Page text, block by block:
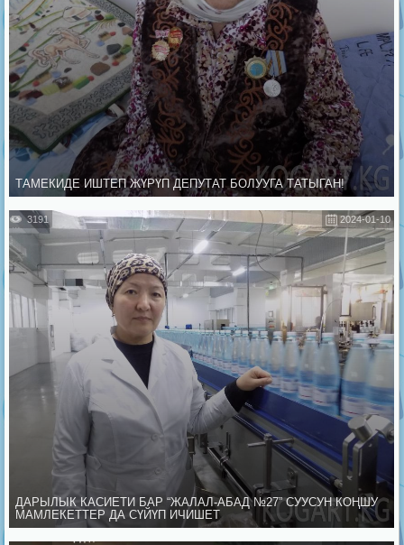
ТАМЕКИДЕ ИШТЕП ЖҮРҮП ДЕПУТАТ БОЛУУГА ТАТЫГАН!
2024-01-10
3191
ДАРЫЛЫК КАСИЕТИ БАР “ЖАЛАЛ-АБАД №27” СУУСУН КОҢШУ
МАМЛЕКЕТТЕР ДА СҮЙҮП ИЧИШЕТ